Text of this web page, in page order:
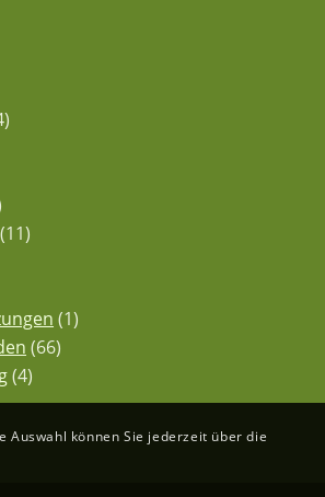
(11)
(1)
(66)
(4)
Auswahl können Sie jederzeit über die